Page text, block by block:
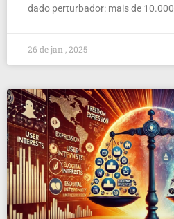
dado perturbador: mais de 10.000
26 de jan , 2025